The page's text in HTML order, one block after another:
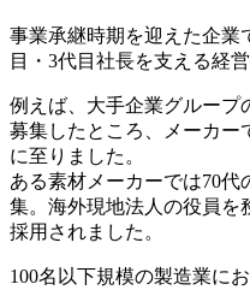
事業承継時期を迎えた企業
目・3代目社長を支える経
例えば、大手企業グループ
募集したところ、メーカー
に至りました。
ある素材メーカーでは70
集。海外現地法人の役員を
採用されました。
100名以下規模の製造業に